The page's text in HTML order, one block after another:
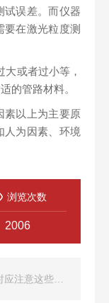
试误差。而仪器
要在激光粒度测
或者过小等，
的管路材料。
以上为主要原
人为因素、环境
浏览次数
2006